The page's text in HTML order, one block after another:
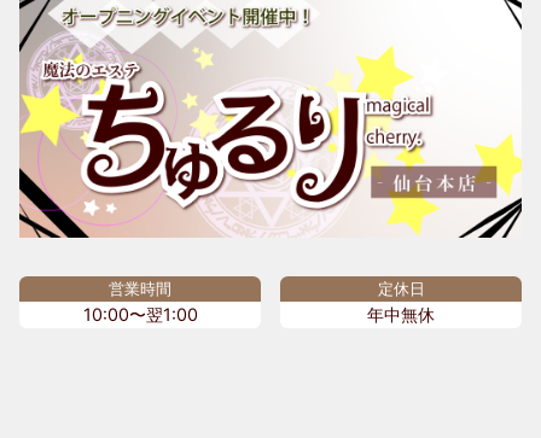
営業時間
10:00〜翌1:00
定休日
年中無休